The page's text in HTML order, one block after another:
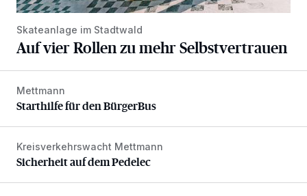
Skateanlage im Stadtwald
Auf vier Rollen zu mehr Selbstvertrauen
Starthilfe für den BürgerBus
Mettmann
Starthilfe für den BürgerBus
Sicherheit auf dem Pedelec
Kreisverkehrswacht Mettmann
Sicherheit auf dem Pedelec